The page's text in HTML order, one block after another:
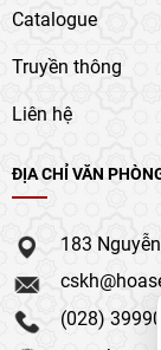
Catalogue
Truyền thông
Liên hệ
ĐỊA CHỈ VĂN
183
(028)